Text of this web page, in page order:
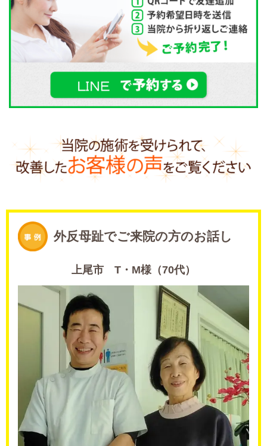
外反母趾でご来院の方のお話し
上尾市 T・M様（70代）